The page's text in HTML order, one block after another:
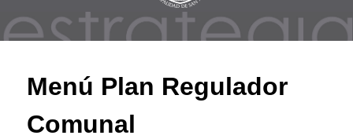
Menú Plan Regulador
Comunal